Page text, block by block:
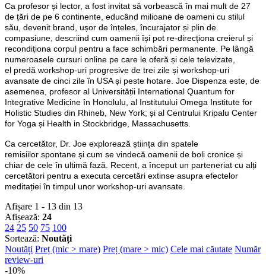
Ca profesor și lector, a fost invitat să vorbească în mai mult de 27
de țări de pe 6 continente, educând milioane de oameni cu stilul
său, devenit brand, ușor de înțeles, încurajator și plin de
compasiune, descriind cum oamenii își pot re-direcționa creierul și
recondiționa corpul pentru a face schimbări permanente. Pe lângă
numeroasele cursuri online pe care le oferă și cele televizate,
el predă workshop-uri progresive de trei zile și workshop-uri
avansate de cinci zile în USA și peste hotare. Joe Dispenza este, de
asemenea, profesor al Universității International Quantum for
Integrative Medicine în Honolulu, al Institutului Omega Institute for
Holistic Studies din Rhineb, New York; și al Centrului Kripalu Center
for Yoga și Health in Stockbridge, Massachusetts.
Ca cercetător, Dr. Joe explorează știința din spatele
remisiilor spontane și cum se vindecă oamenii de boli cronice și
chiar de cele în ultimă fază. Recent, a început un parteneriat cu alți
cercetători pentru a executa cercetări extinse asupra efectelor
meditației în timpul unor workshop-uri avansate.
Afișare 1 - 13 din 13
Afișează: 24
24 25 50 75 100
Sortează: Noutăți
Noutăți Preț (mic > mare) Preț (mare > mic) Cele mai căutate Număr
review-uri
-10%